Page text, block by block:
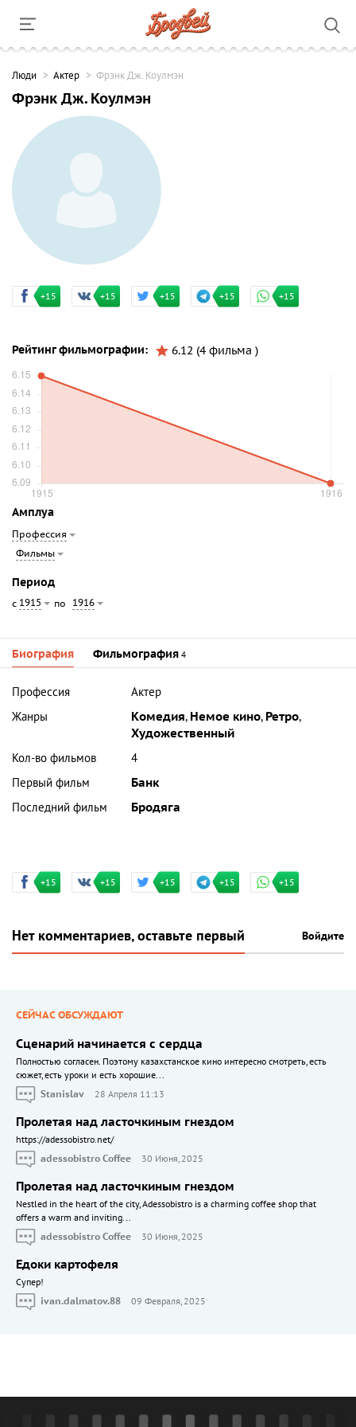
Люди Актер Фрэнк Дж. Коулмэн
Фрэнк Дж. Коулмэн
+15 +15 +15 +15 +15
Рейтинг фильмографии: 6.12 (4 фильма )
Амплуа
Профессия
Фильмы
Период
с 1915 по 1916
Биография Фильмография 4
Профессия
Актер
Жанры
Комедия, Немое кино, Ретро,
Художественный
Кол-во фильмов
4
Первый фильм
Банк
Последний фильм
Бродяга
+15 +15 +15 +15 +15
Нет комментариев, оставьте первый Войдите
СЕЙЧАС ОБСУЖДАЮТ
Сценарий начинается с сердца
Полностью согласен. Поэтому казахстанское кино интересно смотреть, есть
сюжет, есть уроки и есть хорошие...
Stanislav
28 Апреля 11:13
Пролетая над ласточкиным гнездом
https://adessobistro.net/
adessobistro Coffee
30 Июня, 2025
Пролетая над ласточкиным гнездом
Nestled in the heart of the city, Adessobistro is a charming coffee shop that
offers a warm and inviting...
adessobistro Coffee
30 Июня, 2025
Едоки картофеля
Cупер!
ivan.dalmatov.88
09 Февраля, 2025